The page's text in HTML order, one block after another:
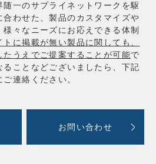
一のサプライネットワークを駆
わせた、製品のカスタマイズや
々なニーズにお応えできる体制
トに掲載が無い製品に関しても、
うえでご提案することが可能で
ことなどございましたら、下記
連絡ください。
お問い合わせ